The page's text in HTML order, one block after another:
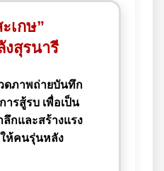
เกษ”
งสุรนารี
ดภาพถ่ายบันทึก
ารสู้รบ เพื่อเป็น
กและสร้างแรง
ห้คนรุ่นหลัง